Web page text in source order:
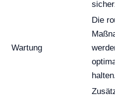
Wartung
Die